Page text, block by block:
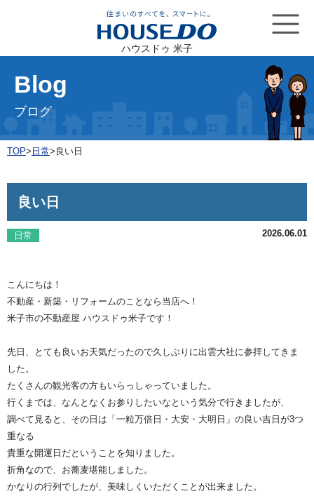
ハウスドゥ 米子
Blog
ブログ
TOP> 日常> 良い日
良い日
日常 2026.06.01
こんにちは！
不動産・新築・リフォームのことなら当店へ！
米子市の不動産屋 ハウスドゥ米子です！
先日、とても良いお天気だったので久しぶりに出雲大社に参拝してきま
した。
たくさんの観光客の方もいらっしゃっていました。
行くまでは、なんとなくお参りしたいなという気分で行きましたが、
調べて見ると、その日は「一粒万倍日・大安・大明日」の良い吉日が3つ
重なる
貴重な開運日だということを知りました。
折角なので、お蕎麦堪能しました。
かなりの行列でしたが、美味しくいただくことが出来ました。